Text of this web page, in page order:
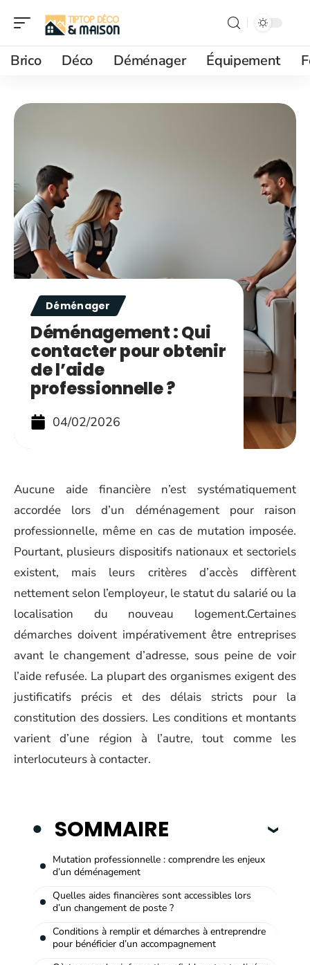
Brico Déco Déménager Équipement
Déménager
Déménagement : Qui
contacter pour obtenir
de l’aide
professionnelle ?
04/02/2026
Aucune aide financière n’est systématiquement
accordée lors d’un déménagement pour raison
professionnelle, même en cas de mutation imposée.
Pourtant, plusieurs dispositifs nationaux et sectoriels
existent, mais leurs critères d’accès diffèrent
nettement selon l’employeur, le statut du salarié ou la
localisation du nouveau logement.Certaines
démarches doivent impérativement être entreprises
avant le changement d’adresse, sous peine de voir
l’aide refusée. La plupart des organismes exigent des
justificatifs précis et des délais stricts pour la
constitution des dossiers. Les conditions et montants
varient d’une région à l’autre, tout comme les
interlocuteurs à contacter.
SOMMAIRE
Mutation professionnelle : comprendre les enjeux
d’un déménagement
Quelles aides financières sont accessibles lors
d’un changement de poste ?
Conditions à remplir et démarches à entreprendre
pour bénéficier d’un accompagnement